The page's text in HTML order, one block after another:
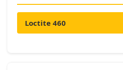
Loctite 460